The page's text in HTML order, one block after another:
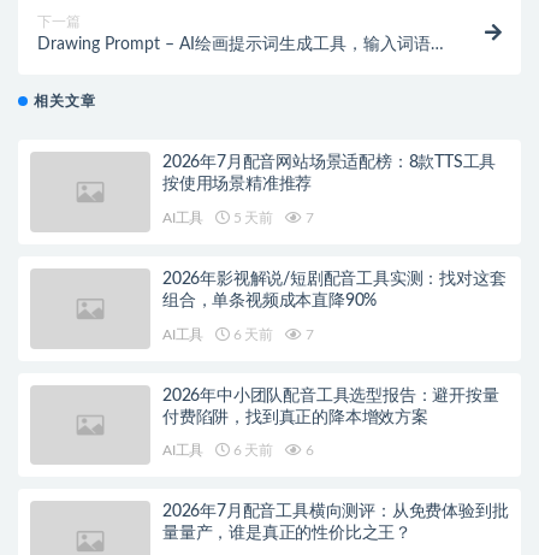
下一篇
Drawing Prompt – AI绘画提示词生成工具，输入词语
相关文章
2026年7月配音网站场景适配榜：8款TTS工具
按使用场景精准推荐
AI工具 5 天前 7
2026年影视解说/短剧配音工具实测：找对这套
组合，单条视频成本直降90%
AI工具 6 天前 7
2026年中小团队配音工具选型报告：避开按量
付费陷阱，找到真正的降本增效方案
AI工具 6 天前 6
2026年7月配音工具横向测评：从免费体验到批
量量产，谁是真正的性价比之王？